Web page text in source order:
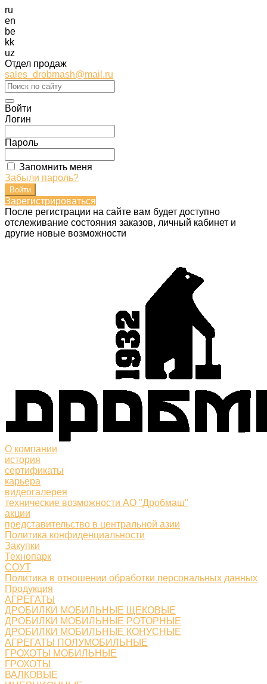
ru
en
be
kk
uz
Отдел продаж
sales_drobmash@mail.ru
Войти
Логин
Пароль
Запомнить меня
Забыли пароль?
Зарегистрироваться
После регистрации на сайте вам будет доступно
отслеживание состояния заказов, личный кабинет и
другие новые возможности
О компании
история
сертификаты
карьера
видеогалерея
технические возможности АО "Дробмаш"
акции
представительство в центральной азии
Политика конфиденциальности
Закупки
Технопарк
СОУТ
Политика в отношении обработки персональных данных
Продукция
АГРЕГАТЫ
ДРОБИЛКИ МОБИЛЬНЫЕ ЩЕКОВЫЕ
ДРОБИЛКИ МОБИЛЬНЫЕ РОТОРНЫЕ
ДРОБИЛКИ МОБИЛЬНЫЕ КОНУСНЫЕ
АГРЕГАТЫ ПОЛУМОБИЛЬНЫЕ
ГРОХОТЫ МОБИЛЬНЫЕ
ГРОХОТЫ
ВАЛКОВЫЕ